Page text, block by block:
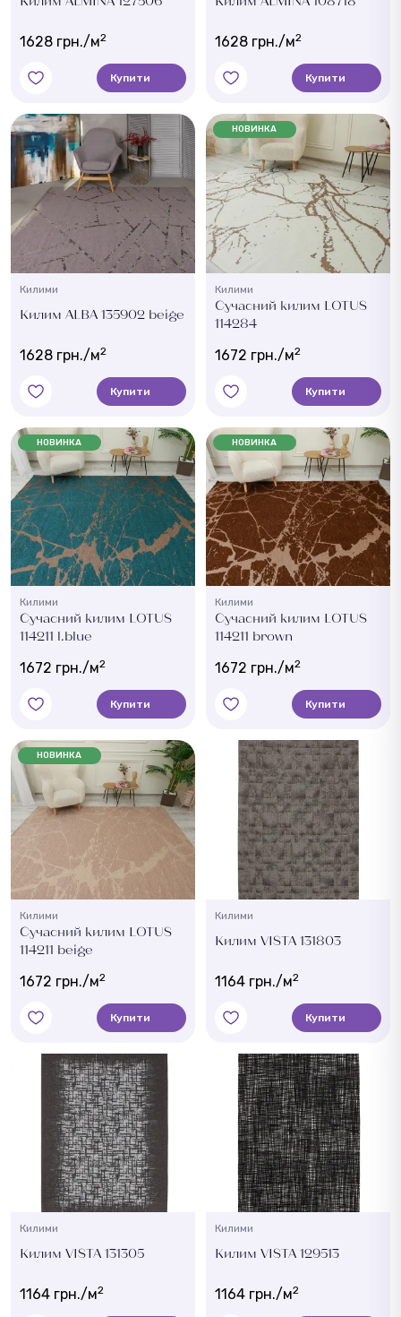
1628 грн./м2
Купити
1628 грн./м2
Купити
Килими
Килим ALBA 135902 beige
1628 грн./м2
Купити
НОВИНКА
Килими
Сучасний килим LOTUS
114284
1672 грн./м2
Купити
НОВИНКА
Килими
Сучасний килим LOTUS
114211 l.blue
1672 грн./м2
Купити
НОВИНКА
Килими
Сучасний килим LOTUS
114211 brown
1672 грн./м2
Купити
НОВИНКА
Килими
Сучасний килим LOTUS
114211 beige
1672 грн./м2
Купити
Килими
Килим VISTA 131803
1164 грн./м2
Купити
Килими
Килим VISTA 131305
1164 грн./м2
Килими
Килим VISTA 129513
1164 грн./м2